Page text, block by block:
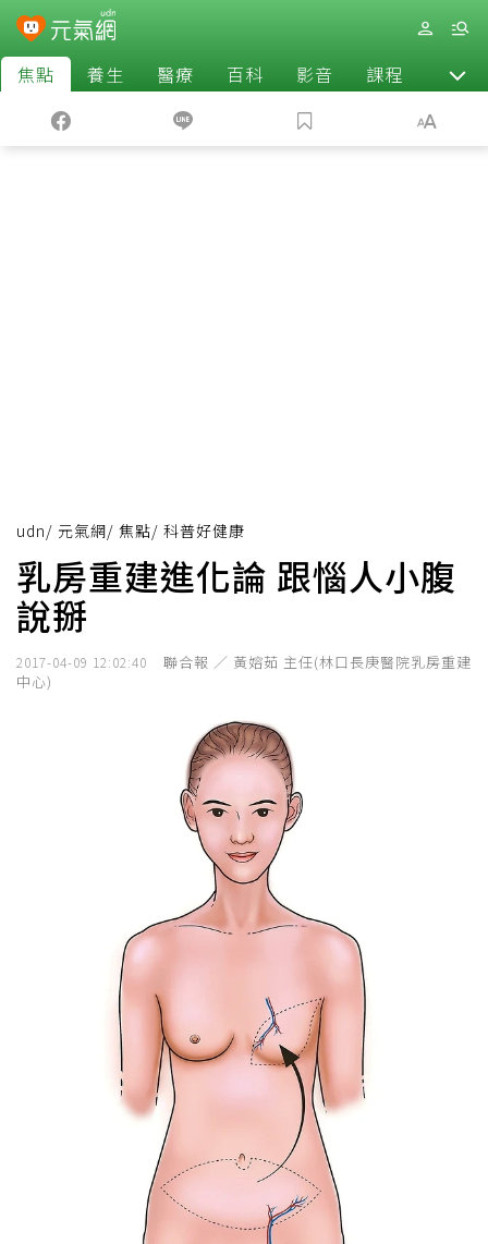
焦點 養生 醫療 百科 影音 課程 退休
udn/ 元氣網/ 焦點/ 科普好健康
乳房重建進化論 跟惱人小腹
說掰
2017-04-09 12:02:40
聯合報 ／ 黃嫆茹 主任(林口長庚醫院乳房重建
中心)